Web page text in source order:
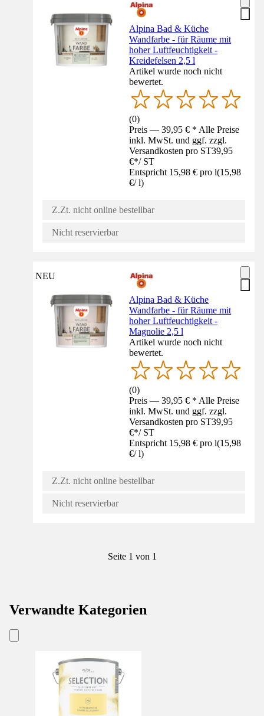
Alpina Bad & Küche
Wandfarbe - für Räume mit
hoher Luftfeuchtigkeit -
Kreidefelsen 2,5 l
Artikel wurde noch nicht
bewertet.
(0)
Preis — 39,95 € * Alle Preise
inkl. MwSt. und ggf. zzgl.
Versandkosten pro ST39,95
€*/ ST
Entspricht 15,98 € pro l(15,98
€/ l)
Z.Zt. nicht online bestellbar
Nicht reservierbar
NEU
Alpina Bad & Küche
Wandfarbe - für Räume mit
hoher Luftfeuchtigkeit -
Magnolie 2,5 l
Artikel wurde noch nicht
bewertet.
(0)
Preis — 39,95 € * Alle Preise
inkl. MwSt. und ggf. zzgl.
Versandkosten pro ST39,95
€*/ ST
Entspricht 15,98 € pro l(15,98
€/ l)
Z.Zt. nicht online bestellbar
Nicht reservierbar
Seite 1 von 1
Verwandte Kategorien